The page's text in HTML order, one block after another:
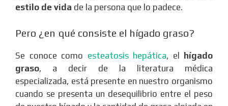
estilo de vida de la persona que lo padece.
Pero ¿en qué consiste el hígado graso?
Se conoce como esteatosis hepática, el hígado
graso, a decir de la literatura médica
especializada, está presente en nuestro organismo
cuando se presenta un desequilibrio entre el peso